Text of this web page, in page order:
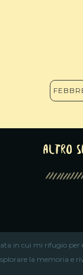
altro
in cui mi rifugio per
la memoria e